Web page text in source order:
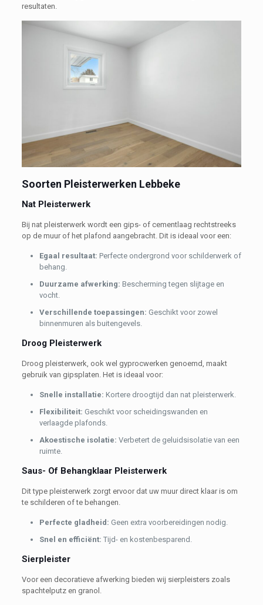
resultaten.
Soorten Pleisterwerken Lebbeke
Nat Pleisterwerk
Bij nat pleisterwerk wordt een gips- of cementlaag rechtstreeks
op de muur of het plafond aangebracht. Dit is ideaal voor een:
Egaal resultaat: Perfecte ondergrond voor schilderwerk of
behang.
Duurzame afwerking: Bescherming tegen slijtage en
vocht.
Verschillende toepassingen: Geschikt voor zowel
binnenmuren als buitengevels.
Droog Pleisterwerk
Droog pleisterwerk, ook wel gyprocwerken genoemd, maakt
gebruik van gipsplaten. Het is ideaal voor:
Snelle installatie: Kortere droogtijd dan nat pleisterwerk.
Flexibiliteit: Geschikt voor scheidingswanden en
verlaagde plafonds.
Akoestische isolatie: Verbetert de geluidsisolatie van een
ruimte.
Saus- Of Behangklaar Pleisterwerk
Dit type pleisterwerk zorgt ervoor dat uw muur direct klaar is om
te schilderen of te behangen.
Perfecte gladheid: Geen extra voorbereidingen nodig.
Snel en efficiënt: Tijd- en kostenbesparend.
Sierpleister
Voor een decoratieve afwerking bieden wij sierpleisters zoals
spachtelputz en granol.